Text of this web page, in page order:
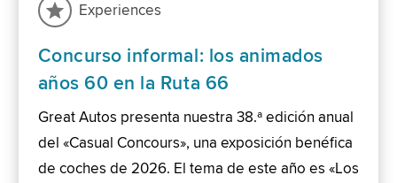
Experiences
Concurso informal: los animados
años 60 en la Ruta 66
Great Autos presenta nuestra 38.ª edición anual
del «Casual Concours», una exposición benéfica
de coches de 2026. El tema de este año es «Los